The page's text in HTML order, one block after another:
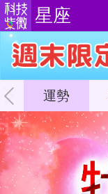
星座
運勢